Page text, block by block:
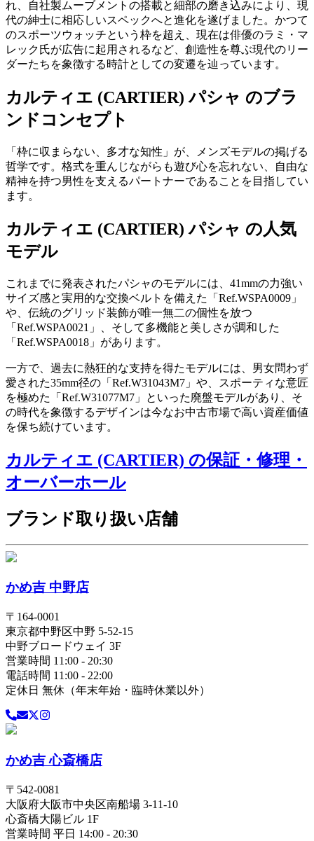
れ、自社製ムーブメントの搭載と細部の磨き込みにより、現
代の紳士に相応しいスペックへと進化を遂げました。かつて
のスポーツウォッチという枠を超え、現在は俳優のラミ・マ
レック氏が広告に起用されるなど、創造性を尊ぶ現代のリー
ダーたちを象徴する時計としての変遷を辿っています。
カルティエ (CARTIER) パシャ のブラ
ンドコンセプト
「枠に収まらない、多才な知性」が、メンズモデルの掲げる
哲学です。格式を重んじながらも遊び心を忘れない、自由な
精神を持つ男性を支えるパートナーであることを目指してい
ます。
カルティエ (CARTIER) パシャ の人気
モデル
これまでに発表されたパシャのモデルには、41mmの力強い
サイズ感と実用的な交換ベルトを備えた「Ref.WSPA0009」
や、伝統のグリッド装飾が唯一無二の個性を放つ
「Ref.WSPA0021」、そして多機能と美しさが調和した
「Ref.WSPA0018」があります。
一方で、過去に熱狂的な支持を得たモデルには、男女問わず
愛された35mm径の「Ref.W31043M7」や、スポーティな意匠
を極めた「Ref.W31077M7」といった廃盤モデルがあり、そ
の時代を象徴するデザインは今なお中古市場で高い資産価値
を保ち続けています。
カルティエ (CARTIER) の保証・修理・
オーバーホール
ブランド取り扱い店舗
かめ吉 中野店
〒 164-0001
東京都中野区中野 5-52-15
中野ブロードウェイ 3F
営業時間 11:00 - 20:30
電話時間 11:00 - 22:00
定休日 無休（年末年始・臨時休業以外）
かめ吉 心斎橋店
〒 542-0081
大阪府大阪市中央区南船場 3-11-10
心斎橋大陽ビル 1F
営業時間 平日 14:00 - 20:30